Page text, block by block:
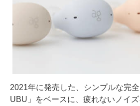
2021年に発売した、シンプルな完
UBU」をベースに、疲れないノイ